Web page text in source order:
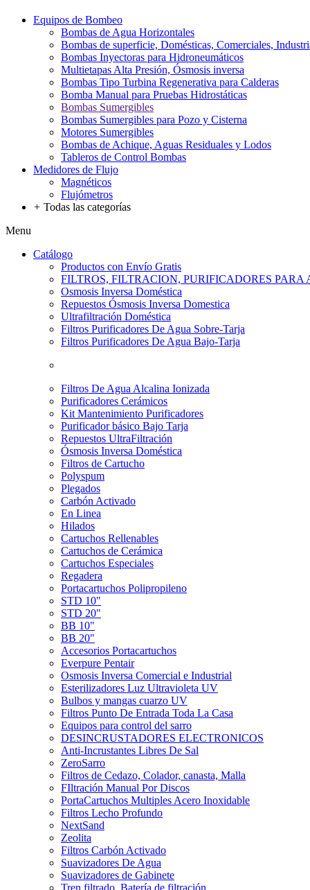
Equipos de Bombeo
Bombas de Agua Horizontales
Bombas de superficie, Domésticas, Comerciales,
Bombas Inyectoras para Hidroneumáticos
Multietapas Alta Presión, Ósmosis inversa
Bombas Tipo Turbina Regenerativa para Calderas
Bomba Manual para Pruebas Hidrostáticas
Bombas Sumergibles
Bombas Sumergibles para Pozo y Cisterna
Motores Sumergibles
Bombas de Achique, Aguas Residuales y Lodos
Tableros de Control Bombas
Medidores de Flujo
Magnéticos
Flujómetros
+ Todas las categorías
Menu
Catálogo
Productos con Envío Gratis
FILTROS, FILTRACION, PURIFICADORES PARA
Osmosis Inversa Doméstica
Repuestos Ósmosis Inversa Domestica
Ultrafiltración Doméstica
Filtros Purificadores De Agua Sobre-Tarja
Filtros Purificadores De Agua Bajo-Tarja
Filtros De Agua Alcalina Ionizada
Purificadores Cerámicos
Kit Mantenimiento Purificadores
Purificador básico Bajo Tarja
Repuestos UltraFiltración
Ósmosis Inversa Doméstica
Filtros de Cartucho
Polyspum
Plegados
Carbón Activado
En Linea
Hilados
Cartuchos Rellenables
Cartuchos de Cerámica
Cartuchos Especiales
Regadera
Portacartuchos Polipropileno
STD 10"
STD 20"
BB 10"
BB 20"
Accesorios Portacartuchos
Everpure Pentair
Osmosis Inversa Comercial e Industrial
Esterilizadores Luz Ultravioleta UV
Bulbos y mangas cuarzo UV
Filtros Punto De Entrada Toda La Casa
Equipos para control del sarro
DESINCRUSTADORES ELECTRONICOS
Anti-Incrustantes Libres De Sal
ZeroSarro
Filtros de Cedazo, Colador, canasta, Malla
FIltración Manual Por Discos
PortaCartuchos Multiples Acero Inoxidable
Filtros Lecho Profundo
NextSand
Zeolita
Filtros Carbón Activado
Suavizadores De Agua
Suavizadores de Gabinete
Tren filtrado, Batería de filtración